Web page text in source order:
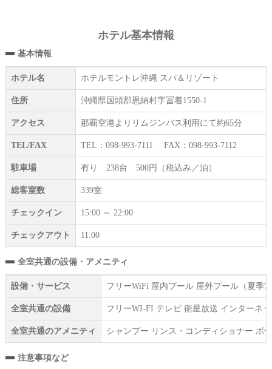
ホテル基本情報
基本情報
ホテル名 ホテルモントレ沖縄 スパ＆リゾート
住所 沖縄県国頭郡恩納村字冨着1550-1
アクセス 那覇空港よりリムジンバス利用にて約65分
TEL/FAX TEL：098-993-7111 FAX：098-993-7112
駐車場 有り 238台 500円（税込み／泊）
総客室数 339室
チェックイン 15:00 ～ 22:00
チェックアウト 11:00
全室共通の設備・アメニティ
設備・サービス フリーWiFi 屋内プール 屋外プール（夏季
全室共通の設備 フリーWI‐FI テレビ 衛星放送 インターネ
全室共通のアメニティ シャンプー リンス・コンディショナー ボ
注意事項など